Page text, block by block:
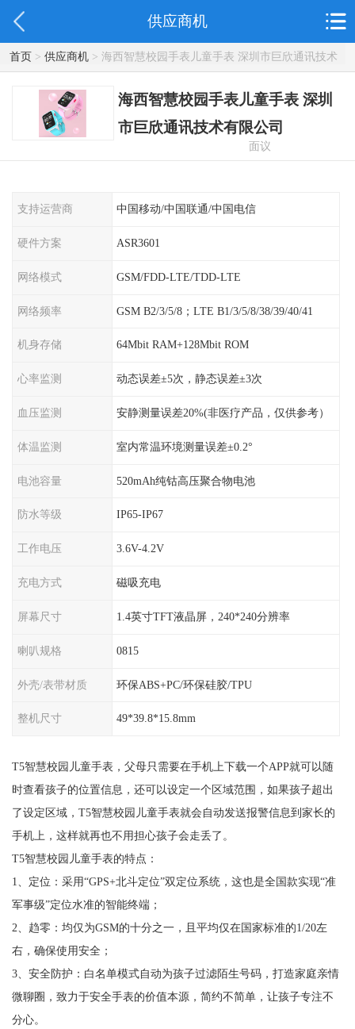
供应商机
首页> 供应商机> 海西智慧校园手表儿童手表 深圳市巨欣通讯技术
有限公司
海西智慧校园手表儿童手表 深圳
市巨欣通讯技术有限公司
面议
支持运营商 中国移动/中国联通/中国电信
硬件方案 ASR3601
网络模式 GSM/FDD-LTE/TDD-LTE
网络频率 GSM B2/3/5/8；LTE B1/3/5/8/38/39/40/41
机身存储 64Mbit RAM+128Mbit ROM
心率监测 动态误差±5次，静态误差±3次
血压监测 安静测量误差20%(非医疗产品，仅供参考）
体温监测 室内常温环境测量误差±0.2°
电池容量 520mAh纯钴高压聚合物电池
防水等级 IP65-IP67
工作电压 3.6V-4.2V
充电方式 磁吸充电
屏幕尺寸 1.4英寸TFT液晶屏，240*240分辨率
喇叭规格 0815
外壳/表带材质 环保ABS+PC/环保硅胶/TPU
整机尺寸 49*39.8*15.8mm
T5智慧校园儿童手表，父母只需要在手机上下载一个APP就可以随
时查看孩子的位置信息，还可以设定一个区域范围，如果孩子超出
了设定区域，T5智慧校园儿童手表就会自动发送报警信息到家长的
手机上，这样就再也不用担心孩子会走丢了。
T5智慧校园儿童手表的特点：
1、定位：采用“GPS+北斗定位”双定位系统，这也是全国款实现“准
军事级”定位水准的智能终端；
2、趋零：均仅为GSM的十分之一，且平均仅在国家标准的1/20左
右，确保使用安全；
3、安全防护：白名单模式自动为孩子过滤陌生号码，打造家庭亲情
微聊圈，致力于安全手表的价值本源，简约不简单，让孩子专注不
分心。